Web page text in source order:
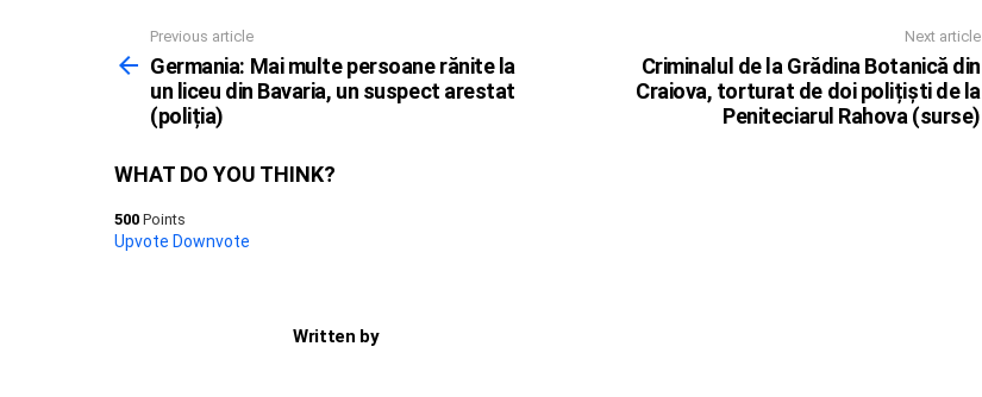
more
Previous article
Germania: Mai multe persoane rănite la
un liceu din Bavaria, un suspect arestat
(poliția)
Next article
Criminalul de la Grădina Botanică din
Craiova, torturat de doi polițiști de la
Peniteciarul Rahova (surse)
WHAT DO YOU THINK?
500 Points
Upvote Downvote
Written by